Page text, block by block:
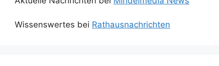
Wissenswertes bei Rathausnachrichten